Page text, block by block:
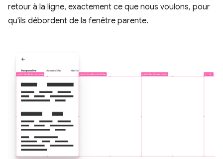
retour à la ligne, exactement ce que nous voulons, pour
qu'ils débordent de la fenêtre parente.